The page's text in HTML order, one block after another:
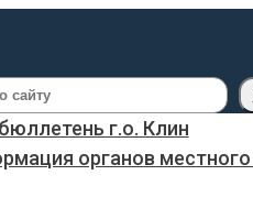
г.о. Клин
органов местного